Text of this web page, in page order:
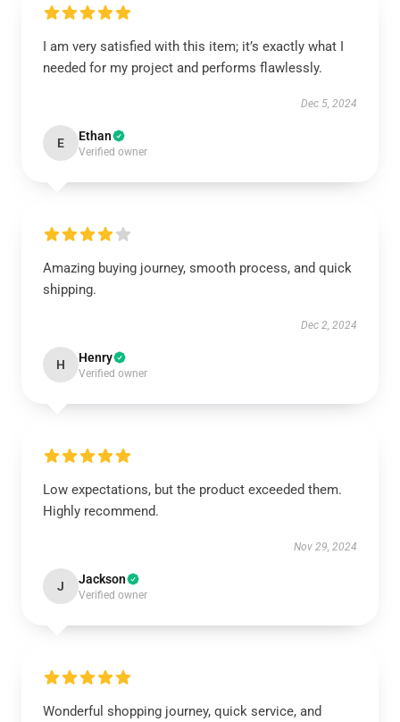
I am very satisfied with this item; it’s exactly what I
needed for my project and performs flawlessly.
Dec 5, 2024
E Ethan
Verified owner
Amazing buying journey, smooth process, and quick
shipping.
Dec 2, 2024
H Henry
Verified owner
Low expectations, but the product exceeded them.
Highly recommend.
Nov 29, 2024
J Jackson
Verified owner
Wonderful shopping journey, quick service, and